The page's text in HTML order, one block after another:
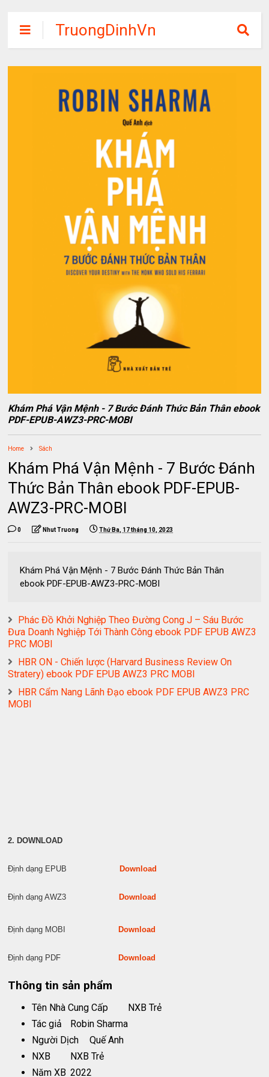
TruongDinhVn
Chia sẽ ebook,
các khóa học,
phần mềm học
tập miễn phí
Khám Phá Vận Mệnh - 7 Bước Đánh Thức Bản Thân ebook
PDF-EPUB-AWZ3-PRC-MOBI
Home Sách
Khám Phá Vận Mệnh - 7 Bước Đánh
Thức Bản Thân ebook PDF-EPUB-
AWZ3-PRC-MOBI
0 Nhut Truong Thứ Ba, 17 tháng 10, 2023
Khám Phá Vận Mệnh - 7 Bước Đánh Thức Bản Thân
ebook PDF-EPUB-AWZ3-PRC-MOBI
Phác Đồ Khởi Nghiệp Theo Đường Cong J – Sáu Bước
Đưa Doanh Nghiệp Tới Thành Công ebook PDF EPUB AWZ3
PRC MOBI
HBR ON - Chiến lược (Harvard Business Review On
Stratery) ebook PDF EPUB AWZ3 PRC MOBI
HBR Cẩm Nang Lãnh Đạo ebook PDF EPUB AWZ3 PRC
MOBI
2. DOWNLOAD
Định dạng EPUBDownload
Định dạng AWZ3Download
Định dạng MOBIDownload
Định dạng PDFDownload
Thông tin sản phẩm
Tên Nhà Cung Cấp
NXB Trẻ
Tác giả
Robin Sharma
Người Dịch
Quế Anh
NXB
NXB Trẻ
Năm XB 2022